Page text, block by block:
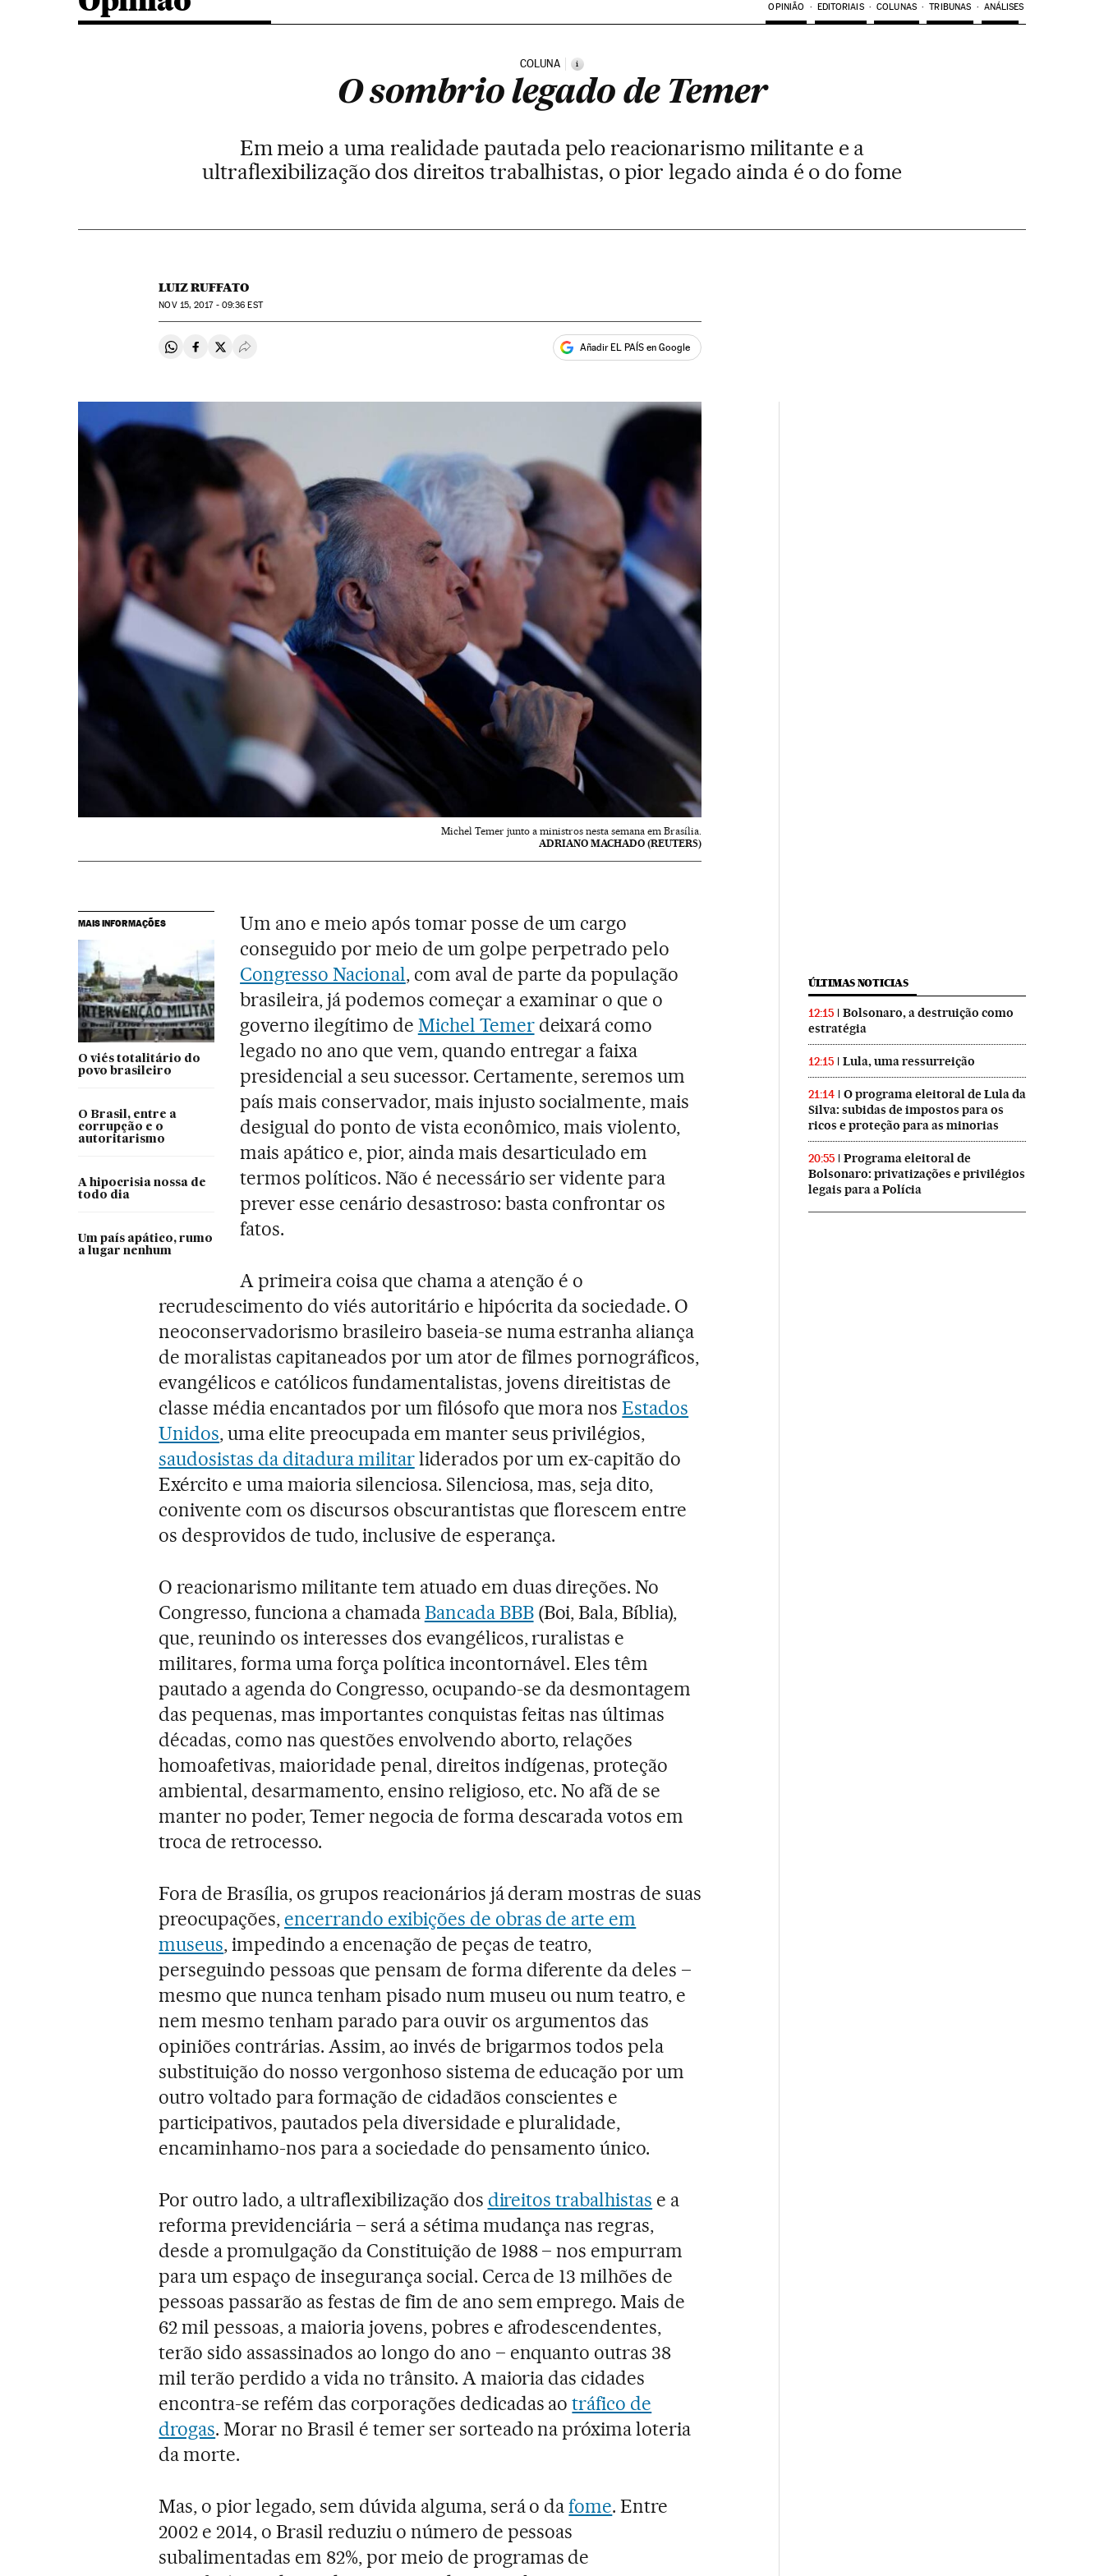
OPINIÃO EDITORIAIS COLUNAS TRIBUNAS ANÁLISES
COLUNA i
O sombrio legado de Temer
Em meio a uma realidade pautada pelo reacionarismo militante e a
ultraflexibilização dos direitos trabalhistas, o pior legado ainda é o do fome
LUIZ RUFFATO
NOV15, 2017 - 09:36 EST
Compartir en Whatsapp
Compartir en Facebook
Compartir en Twitter
Desplegar Redes Sociales Añadir EL PAÍS en Google
Michel Temer junto a ministros nesta semana em Brasília.
ADRIANO MACHADO (REUTERS)
MAIS INFORMAÇÕES
O viés totalitário do
povo brasileiro
O Brasil, entre a
corrupção e o
autoritarismo
A hipocrisia nossa de
todo dia
Um país apático, rumo
a lugar nenhum
Um ano e meio após tomar posse de um cargo
conseguido por meio de um golpe perpetrado pelo
Congresso Nacional, com aval de parte da população
brasileira, já podemos começar a examinar o que o
governo ilegítimo de Michel Temerdeixará como
legado no ano que vem, quando entregar a faixa
presidencial a seu sucessor. Certamente, seremos um
país mais conservador, mais injusto socialmente, mais
desigual do ponto de vista econômico, mais violento,
mais apático e, pior, ainda mais desarticulado em
termos políticos. Não é necessário ser vidente para
prever esse cenário desastroso: basta confrontar os
fatos.
A primeira coisa que chama a atenção é o
recrudescimento do viés autoritário e hipócrita da sociedade. O
neoconservadorismo brasileiro baseia-se numa estranha aliança
de moralistas capitaneados por um ator de filmes pornográficos,
evangélicos e católicos fundamentalistas, jovens direitistas de
classe média encantados por um filósofo que mora nosEstados
Unidos, uma elite preocupada em manter seus privilégios,
saudosistas da ditadura militarliderados por um ex-capitão do
Exército e uma maioria silenciosa. Silenciosa, mas, seja dito,
conivente com os discursos obscurantistas que florescem entre
os desprovidos de tudo, inclusive de esperança.
O reacionarismo militante tem atuado em duas direções. No
Congresso, funciona a chamadaBancada BBB(Boi, Bala, Bíblia),
que, reunindo os interesses dos evangélicos, ruralistas e
militares, forma uma força política incontornável. Eles têm
pautado a agenda do Congresso, ocupando-se da desmontagem
das pequenas, mas importantes conquistas feitas nas últimas
décadas, como nas questões envolvendo aborto, relações
homoafetivas, maioridade penal, direitos indígenas, proteção
ambiental, desarmamento, ensino religioso, etc. No afã de se
manter no poder, Temer negocia de forma descarada votos em
troca de retrocesso.
Fora de Brasília, os grupos reacionários já deram mostras de suas
preocupações, encerrando exibições de obras de arte em
museus, impedindo a encenação de peças de teatro,
perseguindo pessoas que pensam de forma diferente da deles –
mesmo que nunca tenham pisado num museu ou num teatro, e
nem mesmo tenham parado para ouvir os argumentos das
opiniões contrárias. Assim, ao invés de brigarmos todos pela
substituição do nosso vergonhoso sistema de educação por um
outro voltado para formação de cidadãos conscientes e
participativos, pautados pela diversidade e pluralidade,
encaminhamo-nos para a sociedade do pensamento único.
Por outro lado, a ultraflexibilização dos direitos trabalhistas e a
reforma previdenciária – será a sétima mudança nas regras,
desde a promulgação da Constituição de 1988 – nos empurram
para um espaço de insegurança social. Cerca de 13 milhões de
pessoas passarão as festas de fim de ano sem emprego. Mais de
62 mil pessoas, a maioria jovens, pobres e afrodescendentes,
terão sido assassinados ao longo do ano – enquanto outras 38
mil terão perdido a vida no trânsito. A maioria das cidades
encontra-se refém das corporações dedicadas aotráfico de
drogas. Morar no Brasil é temer ser sorteado na próxima loteria
da morte.
Mas, o pior legado, sem dúvida alguma, será o dafome. Entre
2002 e 2014, o Brasil reduziu o número de pessoas
subalimentadas em 82%, por meio de programas de
ÚLTIMAS NOTICIAS
12:15
Bolsonaro, a destruição como
estratégia
12:15 Lula, uma ressurreição
21:14
O programa eleitoral de Lula da
Silva: subidas de impostos para os
ricos e proteção para as minorias
20:55
Programa eleitoral de
Bolsonaro: privatizações e privilégios
legais para a Polícia